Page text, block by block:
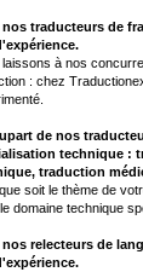
nos traducteurs de
laissons à nos
: chez
de nos
technique :
traduction
soit le thème de
domaine technique
nos relecteurs de